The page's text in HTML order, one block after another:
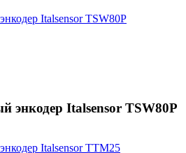
энкодер Italsensor TSW80P